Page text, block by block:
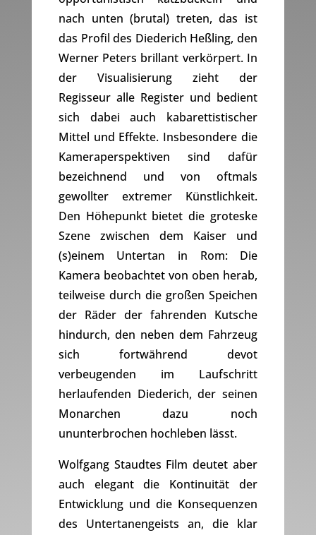
nach unten (brutal) treten, das ist
das Profil des Diederich Heßling, den
Werner Peters brillant verkörpert. In
der Visualisierung zieht der
Regisseur alle Register und bedient
sich dabei auch kabarettistischer
Mittel und Effekte. Insbesondere die
Kameraperspektiven sind dafür
bezeichnend und von oftmals
gewollter extremer Künstlichkeit.
Den Höhepunkt bietet die groteske
Szene zwischen dem Kaiser und
(s)einem Untertan in Rom: Die
Kamera beobachtet von oben herab,
teilweise durch die großen Speichen
der Räder der fahrenden Kutsche
hindurch, den neben dem Fahrzeug
sich fortwährend devot
verbeugenden im Laufschritt
herlaufenden Diederich, der seinen
Monarchen dazu noch
ununterbrochen hochleben lässt.
Wolfgang Staudtes Film deutet aber
auch elegant die Kontinuität der
Entwicklung und die Konsequenzen
des Untertanengeists an, die klar